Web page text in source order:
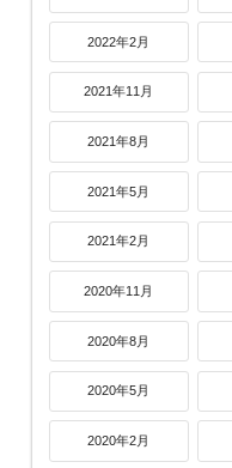
2022年2月
2021年11月
2021年8月
2021年5月
2021年2月
2020年11月
2020年8月
2020年5月
2020年2月